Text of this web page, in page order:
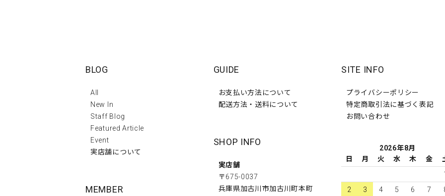
BLOG
All
New In
Staff Blog
Featured Article
Event
実店舗について
MEMBER
GUIDE
お支払い方法について
配送方法・送料について
SHOP INFO
実店舗
〒675-0037
兵庫県加古川市加古川町本町
SITE INFO
プライバシーポリシー
特定商取引法に基づく表記
お問い合わせ
2026年8月
日
月 火 水 木 金
1
2
3 4 5 6 7